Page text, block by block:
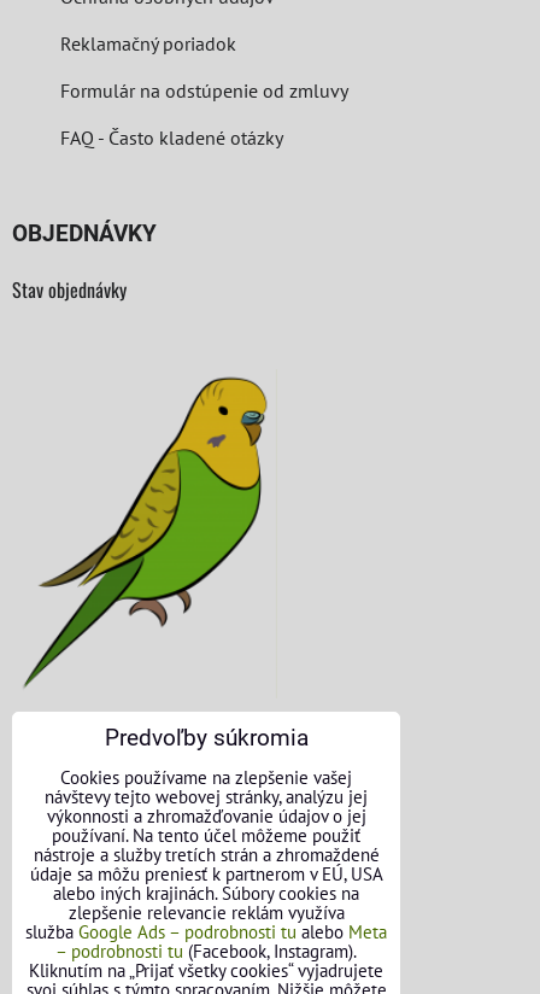
Reklamačný poriadok
Formulár na odstúpenie od zmluvy
FAQ - Často kladené otázky
OBJEDNÁVKY
Stav objednávky
KONTAKTNÉ ÚDAJE
O nás
Kontakt
Požičovňa náradia
Názory našich zákazníkov
Predvoľby súkromia
Cookies používame na zlepšenie vašej
návštevy tejto webovej stránky, analýzu jej
výkonnosti a zhromažďovanie údajov o jej
používaní. Na tento účel môžeme použiť
nástroje a služby tretích strán a zhromaždené
údaje sa môžu preniesť k partnerom v EÚ, USA
alebo iných krajinách. Súbory cookies na
zlepšenie relevancie reklám využíva
služba Google Ads – podrobnosti tu alebo Meta
– podrobnosti tu (Facebook, Instagram).
Kliknutím na „Prijať všetky cookies“ vyjadrujete